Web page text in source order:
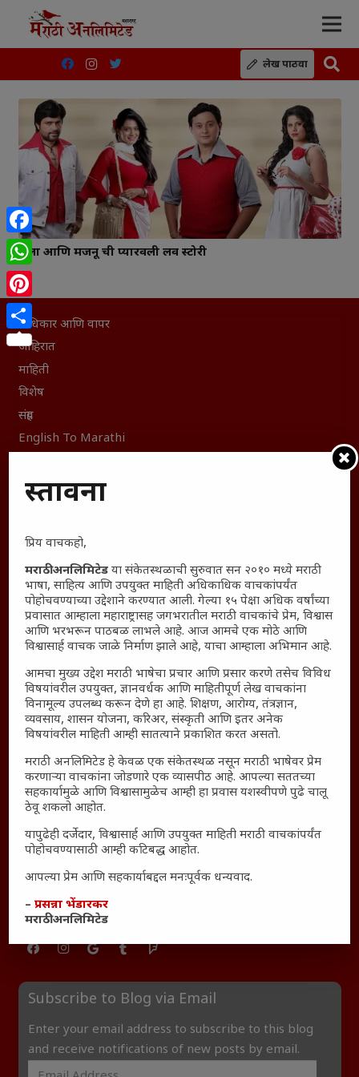
लेख पाठवा
लैला आणि मजनू ची प्यारवली लव स्टोरी
अधिकार आणि वापर
जाहिरात
माहिती
विशेष
संग्रह
English To Marathi
Kruti Dev Unicode
Thought For The Day
सामान्य आजारांवर गावठी उपाय – घरच्या घरी मिळवा प्राथमिक
आराम
आजच्या युगातील तरुण पिढी कुठे हरवली?
महाराष्ट्रातील किल्ल्यांचे महत्त्व : स्वराज्याच्या वैभवशाली इतिहासाचे
साक्षीदार
₹370 ची बिर्याणी” आणि हरवत चाललेली संवेदनशीलता : आजच्या
तरुणांच्या मनात नेमकं काय चाललंय?
यश आणि आत्मविश्वास: स्वप्नांना वास्तवात बदलण्याची शक्ती
महाराष्ट्रातील बदलत्या हवामानाचा शेतीवर वाढता परिणाम:
शेतकऱ्यांसमोरील नवीन आव्हाने आणि संधी
महाराष्ट्र आणि संपूर्ण भारतातील शेतकऱ्यांना मान्सूनचे महत्त्व
‘कॉकरोच जनता पार्टी’ची वेबसाईट अचानक डाउन; सोशल
मीडियावर चर्चांना उधाण
धावपळीच्या जीवनात शांततेचा शोध – Meditation का आवश्यक
आहे?
Subscribe to Blog via Email
Enter your email address to subscribe to this blog
and receive notifications of new posts by email.
Facebook
WhatsApp
Pinterest
Share
प्रस्तावना
प्रिय वाचकहो,
मराठी अनलिमिटेड या संकेतस्थळाची सुरुवात सन २०१० मध्ये मराठी
भाषा, साहित्य आणि उपयुक्त माहिती अधिकाधिक वाचकांपर्यंत
पोहोचवण्याच्या उद्देशाने करण्यात आली. गेल्या १५ पेक्षा अधिक वर्षांच्या
प्रवासात आम्हाला महाराष्ट्रासह जगभरातील मराठी वाचकांचे प्रेम, विश्वास
आणि भरभरून पाठबळ लाभले आहे. आज आमचे एक मोठे आणि
विश्वासार्ह वाचक जाळे निर्माण झाले आहे, याचा आम्हाला अभिमान आहे.
आमचा मुख्य उद्देश मराठी भाषेचा प्रचार आणि प्रसार करणे तसेच विविध
विषयांवरील उपयुक्त, ज्ञानवर्धक आणि माहितीपूर्ण लेख वाचकांना
विनामूल्य उपलब्ध करून देणे हा आहे. शिक्षण, आरोग्य, तंत्रज्ञान,
व्यवसाय, शासन योजना, करिअर, संस्कृती आणि इतर अनेक
विषयांवरील माहिती आम्ही सातत्याने प्रकाशित करत असतो.
मराठी अनलिमिटेड हे केवळ एक संकेतस्थळ नसून मराठी भाषेवर प्रेम
करणाऱ्या वाचकांना जोडणारे एक व्यासपीठ आहे. आपल्या सततच्या
सहकार्यामुळे आणि विश्वासामुळेच आम्ही हा प्रवास यशस्वीपणे पुढे चालू
ठेवू शकलो आहोत.
यापुढेही दर्जेदार, विश्वासार्ह आणि उपयुक्त माहिती मराठी वाचकांपर्यंत
पोहोचवण्यासाठी आम्ही कटिबद्ध आहोत.
आपल्या प्रेम आणि सहकार्याबद्दल मनःपूर्वक धन्यवाद.
–प्रसन्ना भेंडारकर
मराठी अनलिमिटेड